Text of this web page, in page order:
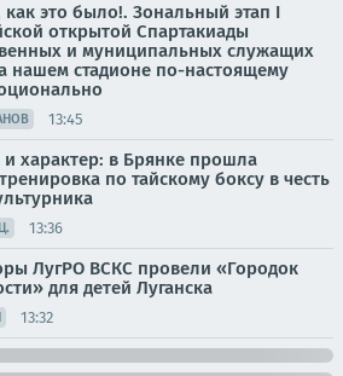
как это было!. Зональный этап I
открытой Спартакиады
и муниципальных служащих
нашем стадионе по-настоящему
13:45
и характер: в Брянке прошла
по тайскому боксу в честь
13:36
ЛугРО ВСКС провели «Городок
для детей Луганска
13:32